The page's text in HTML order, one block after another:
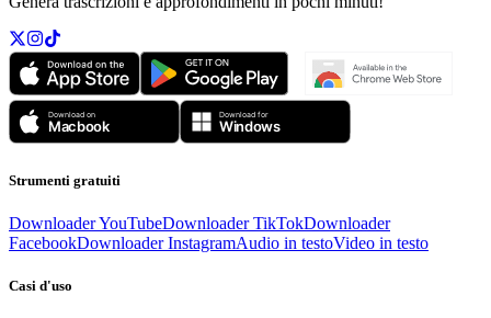
Strumenti gratuiti
Downloader YouTubeDownloader TikTokDownloader
FacebookDownloader InstagramAudio in testoVideo in testo
Casi d'uso